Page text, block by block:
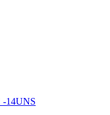
-14UNS